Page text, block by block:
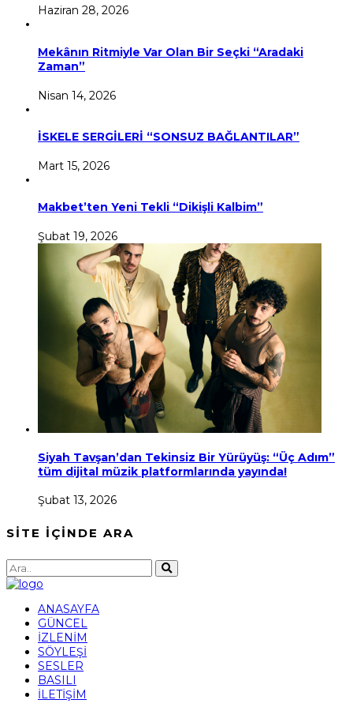
Haziran 28, 2026
Mekânın Ritmiyle Var Olan Bir Seçki “Aradaki
Zaman”
Nisan 14, 2026
İSKELE SERGİLERİ “SONSUZ BAĞLANTILAR”
Mart 15, 2026
Makbet’ten Yeni Tekli “Dikişli Kalbim”
Şubat 19, 2026
Siyah Tavşan’dan Tekinsiz Bir Yürüyüş: “Üç Adım”
tüm dijital müzik platformlarında yayında!
Şubat 13, 2026
SİTE İÇİNDE ARA
ANASAYFA
GÜNCEL
İZLENİM
SÖYLEŞİ
SESLER
BASILI
İLETİŞİM